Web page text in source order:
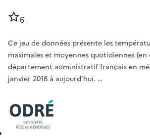
6
Ce jeu de données présente les
maximales et moyennes quotidiennes (en
département administratif français en
janvier 2018 à aujourd'hui. …